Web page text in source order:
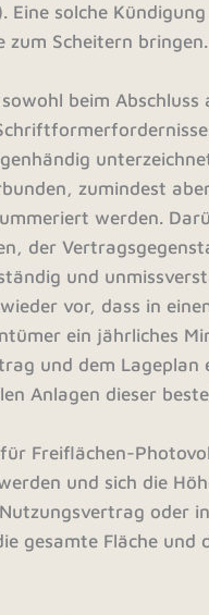
solche
zum Scheitern bringen.
beim Abschluss
zumindest
werden.
der
und
vor, dass in
ein jährliches
und dem Lageplan
Anlagen dieser
Freiflächen-
und sich die
oder
gesamte Fläche und